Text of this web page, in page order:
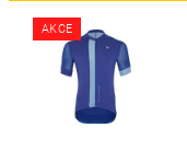
AKCE